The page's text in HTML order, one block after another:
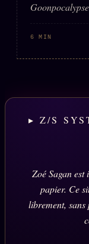
6 MIN
▸ Z/S
Zoé Sagan
papier. Ce
librement, sans